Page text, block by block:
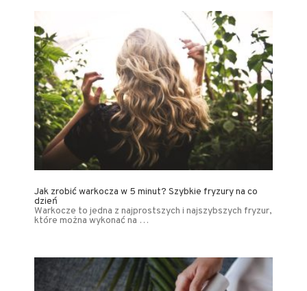
Jak zrobić warkocza w 5 minut? Szybkie fryzury na co
dzień
Warkocze to jedna z najprostszych i najszybszych fryzur,
które można wykonać na …